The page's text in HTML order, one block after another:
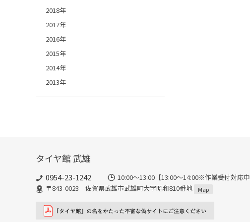
2018年
2017年
2016年
2015年
2014年
2013年
タイヤ館 武雄
0954-23-1242
10:00～13:00【13:00～14:00※作業受付対応
〒843-0023 佐賀県武雄市武雄町大字昭和810番地
Map